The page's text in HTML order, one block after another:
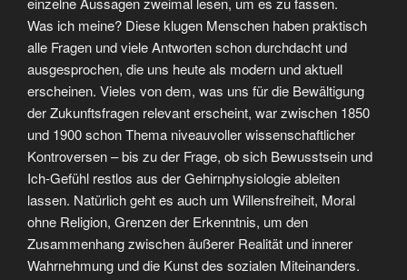
Was ich meine? Diese klugen Menschen haben praktisch
alle Fragen und viele Antworten schon durchdacht und
ausgesprochen, die uns heute als modern und aktuell
erscheinen. Vieles von dem, was uns für die Bewältigung
der Zukunftsfragen relevant erscheint, war zwischen 1850
und 1900 schon Thema niveauvoller wissenschaftlicher
Kontroversen – bis zu der Frage, ob sich Bewusstsein und
Ich-Gefühl restlos aus der Gehirnphysiologie ableiten
lassen. Natürlich geht es auch um Willensfreiheit, Moral
ohne Religion, Grenzen der Erkenntnis, um den
Zusammenhang zwischen äußerer Realität und innerer
Wahrnehmung und die Kunst des sozialen Miteinanders.